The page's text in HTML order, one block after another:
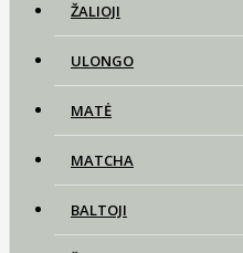
ŽALIOJI
ULONGO
MATĖ
MATCHA
BALTOJI